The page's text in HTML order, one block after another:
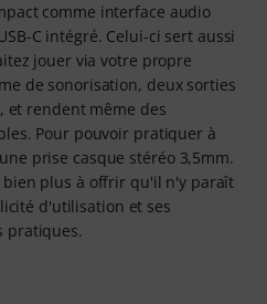
comme interface audio
C intégré. Celui-ci sert aussi
jouer via votre propre
de sonorisation, deux sorties
et rendent même des
Pour pouvoir pratiquer à
prise casque stéréo 3,5mm.
plus à offrir qu'il n'y paraît
d'utilisation et ses
pratiques.